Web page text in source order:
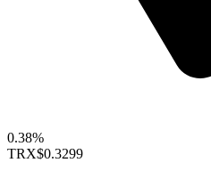
0.38%
TRX$0.3299